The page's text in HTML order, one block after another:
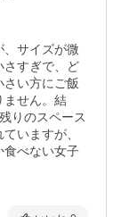
、サイズが微
さすぎで、ど
さい方にご飯
ません。結
りのスペース
いますが、
食べない女子